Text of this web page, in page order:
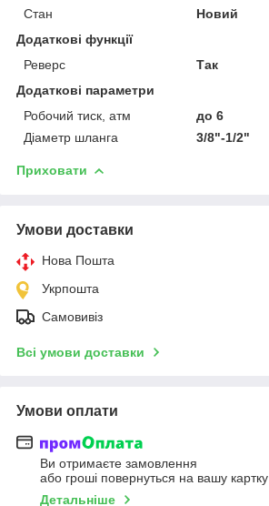
Стан
Новий
Додаткові функції
Реверс
Так
Додаткові параметри
Робочий тиск, атм
до 6
Діаметр шланга
3/8"-1/2"
Приховати
Умови доставки
Нова Пошта
Укрпошта
Самовивіз
Всі умови доставки
Умови оплати
Ви отримаєте замовлення
або гроші повернуться на вашу картку
Детальніше